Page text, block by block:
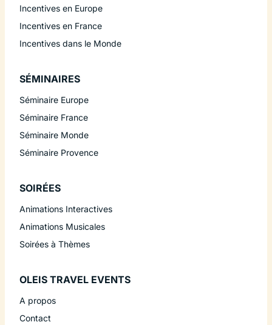
Incentives en Europe
Incentives en France
Incentives dans le Monde
SÉMINAIRES
Séminaire Europe
Séminaire France
Séminaire Monde
Séminaire Provence
SOIRÉES
Animations Interactives
Animations Musicales
Soirées à Thèmes
OLEIS TRAVEL EVENTS
A propos
Contact